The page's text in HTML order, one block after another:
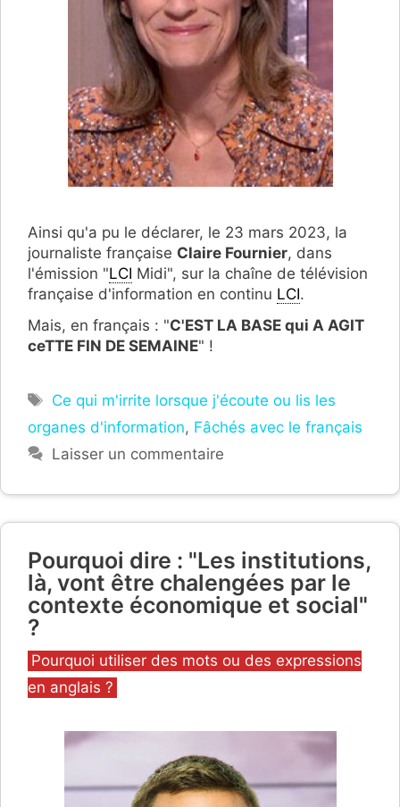
Ainsi qu'a pu le déclarer, le 23 mars 2023, la
journaliste française Claire Fournier, dans
l'émission "LCI Midi", sur la chaîne de télévision
française d'information en continu LCI.
Mais, en français : "C'EST LA BASE qui A AGIT
ceTTE FIN DE SEMAINE" !
Étiquettes
Ce qui m'irrite lorsque j'écoute ou lis les
organes d'information, Fâchés avec le français
Laisser un commentaire
Pourquoi dire : "Les institutions,
là, vont être chalengées par le
contexte économique et social"
?
Catégories
Pourquoi utiliser des mots ou des expressions
en anglais ?